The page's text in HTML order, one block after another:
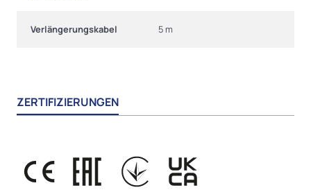
Verlängerungskabel 5 m
ZERTIFIZIERUNGEN